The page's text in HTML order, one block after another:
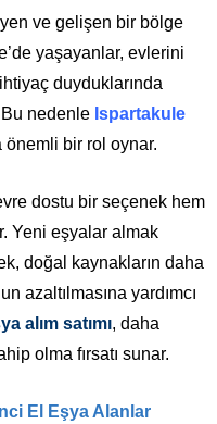
ve gelişen bir bölge
yaşayanlar, evlerini
duyduklarında
nedenle Ispartakule
önemli bir rol oynar.
dostu bir seçenek hem
Yeni eşyalar almak
doğal kaynakların daha
azaltılmasına yardımcı
alım satımı, daha
olma fırsatı sunar.
El Eşya Alanlar